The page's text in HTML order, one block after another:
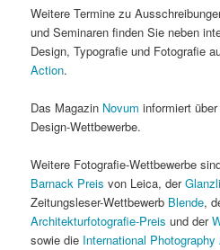
Weitere Termine zu
und Seminaren finden Sie neben
Design, Typografie und Fotografie
Action.
Das Magazin Novum informiert
Design-Wettbewerbe.
Weitere Fotografie-Wettbewerbe
Barnack Preis von Leica, der
Zeitungsleser-Wettbewerb Blende,
Architekturfotografie-Preisund der
sowie die International Photography